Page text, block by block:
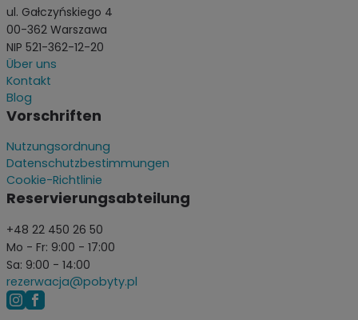
ul. Gałczyńskiego 4
00-362 Warszawa
NIP 521-362-12-20
Über uns
Kontakt
Blog
Vorschriften
Nutzungsordnung
Datenschutzbestimmungen
Cookie-Richtlinie
Reservierungsabteilung
+48 22 450 26 50
Mo - Fr: 9:00 - 17:00
Sa: 9:00 - 14:00
rezerwacja@pobyty.pl